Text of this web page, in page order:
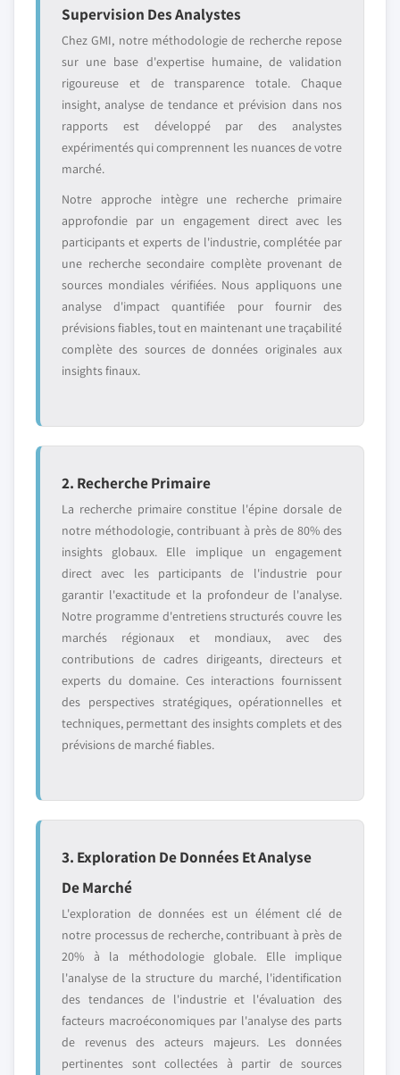
Supervision Des Analystes
Chez GMI, notre méthodologie de recherche repose
sur une base d'expertise humaine, de validation
rigoureuse et de transparence totale. Chaque
insight, analyse de tendance et prévision dans nos
rapports est développé par des analystes
expérimentés qui comprennent les nuances de votre
marché.
Notre approche intègre une recherche primaire
approfondie par un engagement direct avec les
participants et experts de l'industrie, complétée par
une recherche secondaire complète provenant de
sources mondiales vérifiées. Nous appliquons une
analyse d'impact quantifiée pour fournir des
prévisions fiables, tout en maintenant une traçabilité
complète des sources de données originales aux
insights finaux.
2. Recherche Primaire
La recherche primaire constitue l'épine dorsale de
notre méthodologie, contribuant à près de 80% des
insights globaux. Elle implique un engagement
direct avec les participants de l'industrie pour
garantir l'exactitude et la profondeur de l'analyse.
Notre programme d'entretiens structurés couvre les
marchés régionaux et mondiaux, avec des
contributions de cadres dirigeants, directeurs et
experts du domaine. Ces interactions fournissent
des perspectives stratégiques, opérationnelles et
techniques, permettant des insights complets et des
prévisions de marché fiables.
3. Exploration De Données Et Analyse
De Marché
L'exploration de données est un élément clé de
notre processus de recherche, contribuant à près de
20% à la méthodologie globale. Elle implique
l'analyse de la structure du marché, l'identification
des tendances de l'industrie et l'évaluation des
facteurs macroéconomiques par l'analyse des parts
de revenus des acteurs majeurs. Les données
pertinentes sont collectées à partir de sources